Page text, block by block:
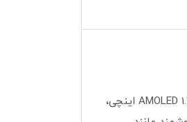
آیا به دنبال یک دستبند تناسب اندام هوشمند با امکانات پیشرفته و قیمت مناسب هستید؟ دستبند هوشمند شیائومی Mi Band 10 با نمایشگر AMOLED 1.72 اینچی،